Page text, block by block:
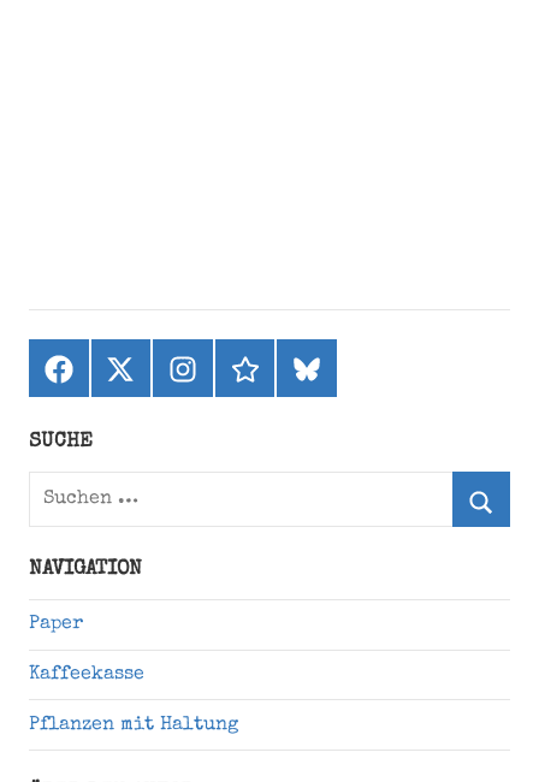
Facebook
X
(ehemals
Instagramthreadsbluesky
SUCHE
Suchen
NAVIGATION
Paper
Kaffeekasse
Pflanzen mit Haltung